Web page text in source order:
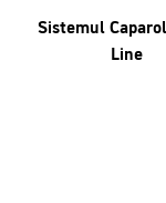
Sistemul
Line